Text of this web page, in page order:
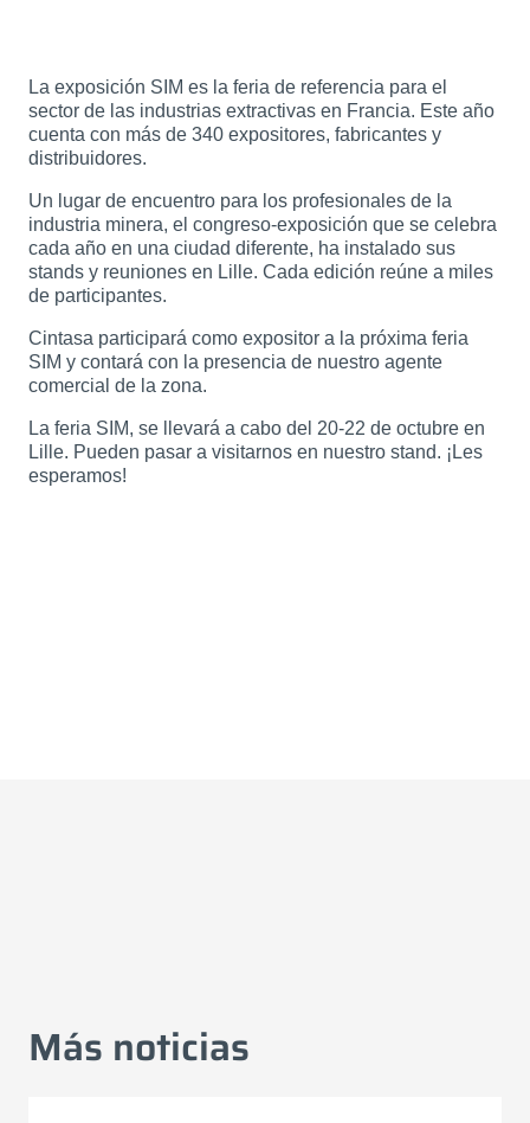
La exposición SIM es la feria de referencia para el
sector de las industrias extractivas en Francia. Este año
cuenta con más de 340 expositores, fabricantes y
distribuidores.
Un lugar de encuentro para los profesionales de la
industria minera, el congreso-exposición que se celebra
cada año en una ciudad diferente, ha instalado sus
stands y reuniones en Lille. Cada edición reúne a miles
de participantes.
Cintasa participará como expositor a la próxima feria
SIM y contará con la presencia de nuestro agente
comercial de la zona.
La feria SIM, se llevará a cabo del 20-22 de octubre en
Lille. Pueden pasar a visitarnos en nuestro stand. ¡Les
esperamos!
Más noticias